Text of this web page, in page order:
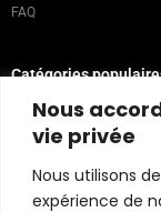
Nous
vie privée
Nous utilisons
expérience de
FAQ
Catégories
Peinture
Portrait